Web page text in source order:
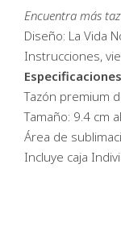
Encuentra más
Diseño: La Vida
Instrucciones,
Especificaciones
Tazón premium
Tamaño: 9.4 cm
Área de
Incluye caja